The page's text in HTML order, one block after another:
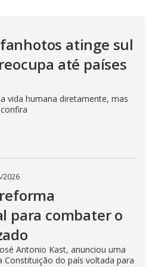
atinge sul
até países
vida humana diretamente, mas
2026
para combater o
Antonio Kast, anunciou uma
do país voltada para